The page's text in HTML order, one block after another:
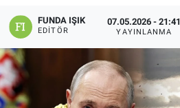
FUNDA IŞIK
EDITÖR
07.05.2026 - 21:41
YAYINLANMA
İLAN
Bize ulaşın
İletişim/Künye